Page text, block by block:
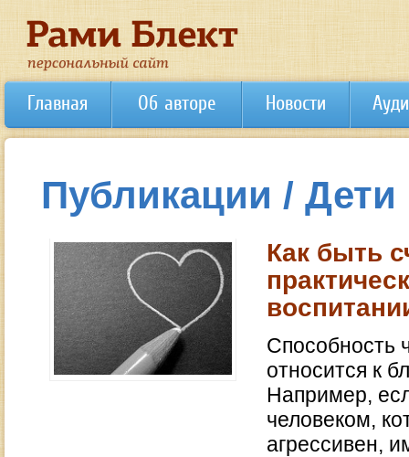
Главная Об авторе Новости
Публикации / Дети
Как быть
Способность
относится к
Например,
человеком,
агрессивен,